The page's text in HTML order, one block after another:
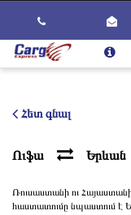
Ծառայություններ
Կարիերա
Հետ գնալ
Ուֆա Երևան
Ռուսաստանի ու
հաստատումը նպաստում է